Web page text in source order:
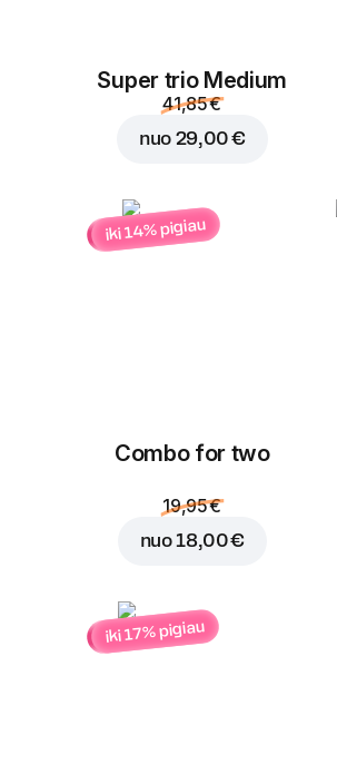
Super trio Medium
41,85 €
nuo 29,00 €
iki 14% pigiau
Combo for two
19,95 €
nuo18,00 €
iki 17% pigiau